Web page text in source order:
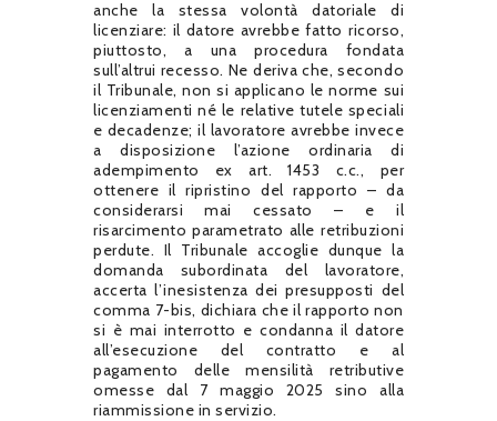
anche la stessa volontà datoriale di
licenziare: il datore avrebbe fatto ricorso,
piuttosto, a una procedura fondata
sull’altrui recesso. Ne deriva che, secondo
il Tribunale, non si applicano le norme sui
licenziamenti né le relative tutele speciali
e decadenze; il lavoratore avrebbe invece
a disposizione l’azione ordinaria di
adempimento ex art. 1453 c.c., per
ottenere il ripristino del rapporto – da
considerarsi mai cessato – e il
risarcimento parametrato alle retribuzioni
perdute. Il Tribunale accoglie dunque la
domanda subordinata del lavoratore,
accerta l’inesistenza dei presupposti del
comma 7-bis, dichiara che il rapporto non
si è mai interrotto e condanna il datore
all’esecuzione del contratto e al
pagamento delle mensilità retributive
omesse dal 7 maggio 2025 sino alla
riammissione in servizio.